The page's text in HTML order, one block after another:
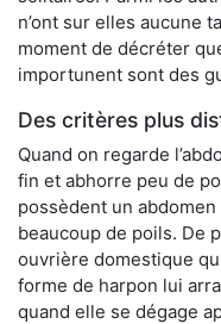
n’ont sur elles aucune
moment de décréter
importunent sont des
Des critères plus
Quand on regarde
fin et abhorre peu de
possèdent un
beaucoup de poils. De
ouvrière domestique
forme de harpon lui
quand elle se dégage